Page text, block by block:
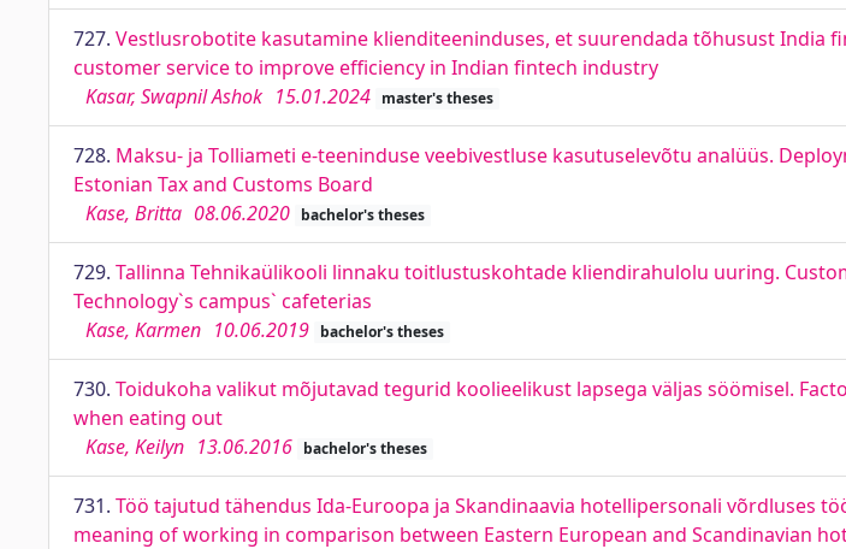
727. Vestlusrobotite kasutamine klienditeeninduses, et suurendada tõhusust India
customer service to improve efficiency in Indian fintech industry
Kasar, Swapnil Ashok 15.01.2024 master's theses
728. Maksu- ja Tolliameti e-teeninduse veebivestluse kasutuselevõtu analüüs.
Estonian Tax and Customs Board
Kase, Britta 08.06.2020 bachelor's theses
729. Tallinna Tehnikaülikooli linnaku toitlustuskohtade kliendirahulolu uuring.
Technology`s campus` cafeterias
Kase, Karmen 10.06.2019 bachelor's theses
730. Toidukoha valikut mõjutavad tegurid koolieelikust lapsega väljas söömisel.
when eating out
Kase, Keilyn 13.06.2016 bachelor's theses
731. Töö tajutud tähendus Ida-Euroopa ja Skandinaavia hotellipersonali võrdluses
meaning of working in comparison between Eastern European and Scandinavian